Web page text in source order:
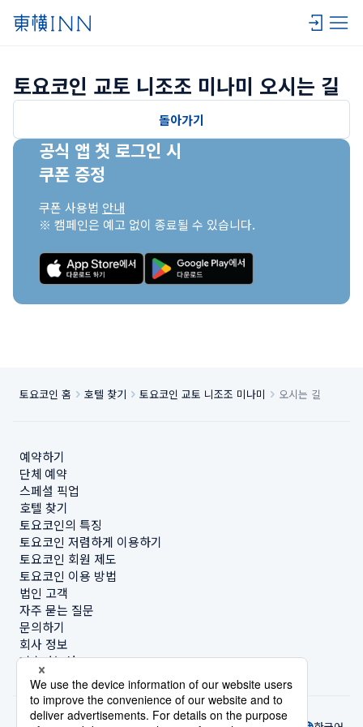
토요코인 교토 니조조 미나미 오시는 길
돌아가기
공식 앱 첫 로그인 시
쿠폰 증정
쿠폰 사용법 안내
※ 캠페인은 예고 없이 종료될 수 있습니다.
토요코인 홈 호텔 찾기 토요코인 교토 니조조 미나미 오시는 길
예약하기
단체 예약
스페셜 픽업
호텔 찾기
토요코인의 특징
토요코인 저렴하게 이용하기
토요코인 회원 제도
토요코인 이용 방법
법인 고객
자주 묻는 질문
문의하기
회사 정보
지속가능성